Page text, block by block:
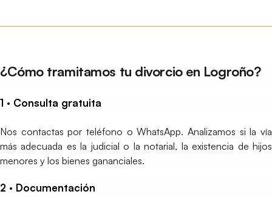
¿Cómo tramitamos tu divorcio en Logroño?
1 · Consulta gratuita
Nos contactas por teléfono o WhatsApp. Analizamos si la vía
más adecuada es la judicial o la notarial, la existencia de hijos
menores y los bienes gananciales.
2 · Documentación